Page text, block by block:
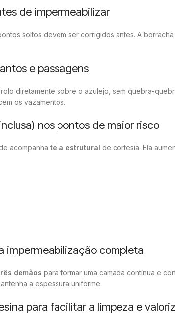
de impermeabilizar
soltos devem ser corrigidos antes. A
e passagens
diretamente sobre o azulejo, sem quebra-
os vazamentos.
nos pontos de maior risco
acompanha tela estrutural de cortesia. Ela
impermeabilização completa
demãos para formar uma camada contínua e
a espessura uniforme.
para facilitar a limpeza e